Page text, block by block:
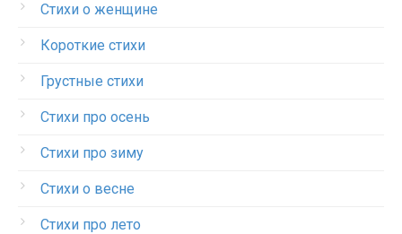
Стихи о женщине
Короткие стихи
Грустные стихи
Стихи про осень
Стихи про зиму
Стихи о весне
Стихи про лето